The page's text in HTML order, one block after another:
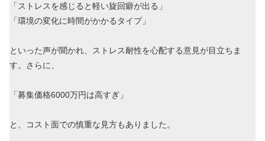
「ストレスを感じると軽い旋回癖が出る」
「環境の変化に時間がかかるタイプ」
といった声が聞かれ、ストレス耐性を心配する意見が目立ちま
す。さらに、
「募集価格6000万円は高すぎ」
と、コスト面での慎重な見方もありました。